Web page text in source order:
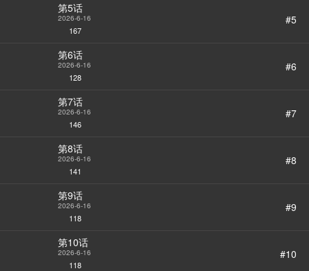
StarScore
第5话
2026-6-16
167
#5
第6话
2026-6-16
128
#6
第7话
2026-6-16
146
#7
第8话
2026-6-16
141
#8
第9话
2026-6-16
118
#9
第10话
2026-6-16
118
#10